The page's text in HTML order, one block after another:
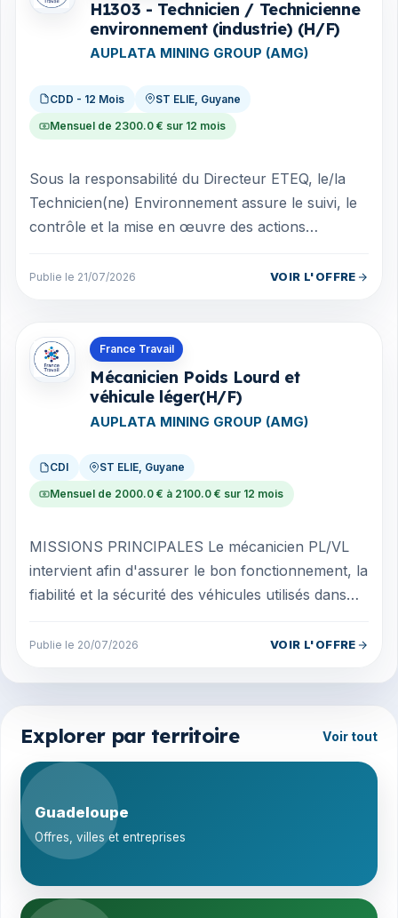
H1303 - Technicien / Technicienne
environnement (industrie) (H/F)
AUPLATA MINING GROUP (AMG)
CDD - 12 Mois ST ELIE, Guyane
Mensuel de 2300.0 € sur 12 mois
Sous la responsabilité du Directeur ETEQ, le/la
Technicien(ne) Environnement assure le suivi, le
contrôle et la mise en œuvre des actions
Publie le 21/07/2026 VOIR L'OFFRE
France Travail
Mécanicien Poids Lourd et
véhicule léger(H/F)
AUPLATA MINING GROUP (AMG)
CDI ST ELIE, Guyane
Mensuel de 2000.0 € à 2100.0 € sur 12 mois
MISSIONS PRINCIPALES Le mécanicien PL/VL
intervient afin d'assurer le bon fonctionnement, la
fiabilité et la sécurité des véhicules utilisés dans
Publie le 20/07/2026 VOIR L'OFFRE
Offres en Guyane
Explorer par territoire Voir tout
Guadeloupe
Offres, villes et entreprises